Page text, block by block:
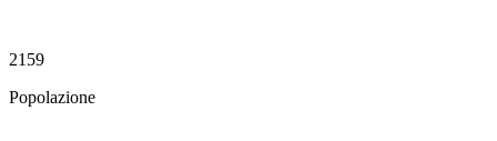
2159
Popolazione